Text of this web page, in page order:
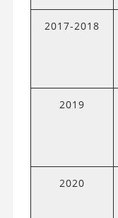
2017-2018
2019
2020